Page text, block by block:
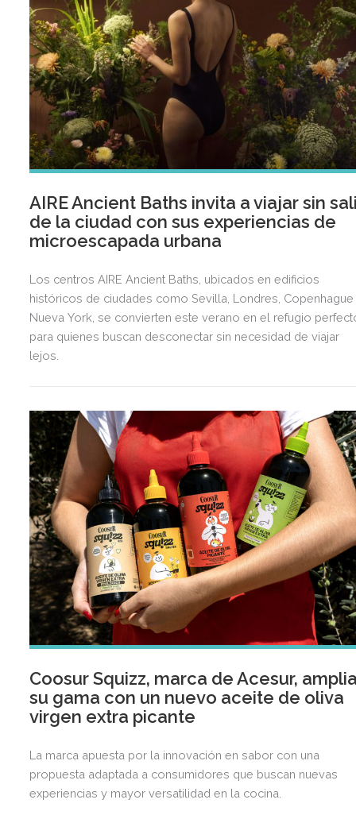
AIRE Ancient Baths invita a viajar sin
de la ciudad con sus experiencias de
microescapada urbana
Los centros AIRE Ancient Baths, ubicados en edificios
históricos de ciudades como Sevilla, Londres,
Nueva York, se convierten este verano en el refugio
para quienes buscan desconectar sin necesidad de viajar
lejos.
Coosur Squizz, marca de Acesur,
su gama con un nuevo aceite de oliva
virgen extra picante
La marca apuesta por la innovación en sabor con una
propuesta adaptada a consumidores que buscan nuevas
experiencias y mayor versatilidad en la cocina.